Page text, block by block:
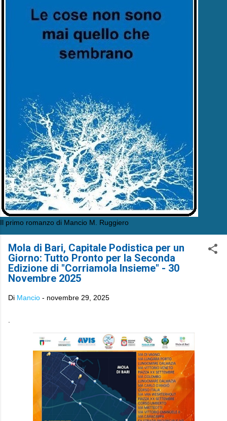
Il primo romanzo di Mancio M. Ruggiero
Mola di Bari, Capitale Podistica per un
Giorno: Tutto Pronto per la Seconda
Edizione di "Corriamola Insieme" - 30
Novembre 2025
Di Mancio - novembre 29, 2025